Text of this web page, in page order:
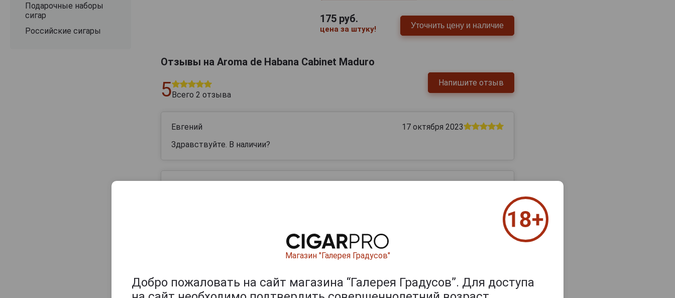
Подарочные наборы
сигар
Российские сигары
175руб.
цена за штуку! Уточнить цену и наличие
Отзывы на Aroma de Habana Cabinet Maduro
5Всего 2 отзыва
Напишите отзыв
Евгений
17 октября 2023
Здравствуйте. В наличии?
Магазин "Галерея Градусов"
Добро пожаловать на сайт магазина “Галерея Градусов”. Для доступа